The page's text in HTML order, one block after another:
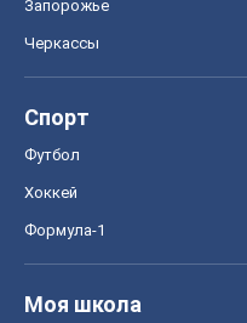
Запорожье
Черкассы
Спорт
Футбол
Хоккей
Формула-1
Моя школа